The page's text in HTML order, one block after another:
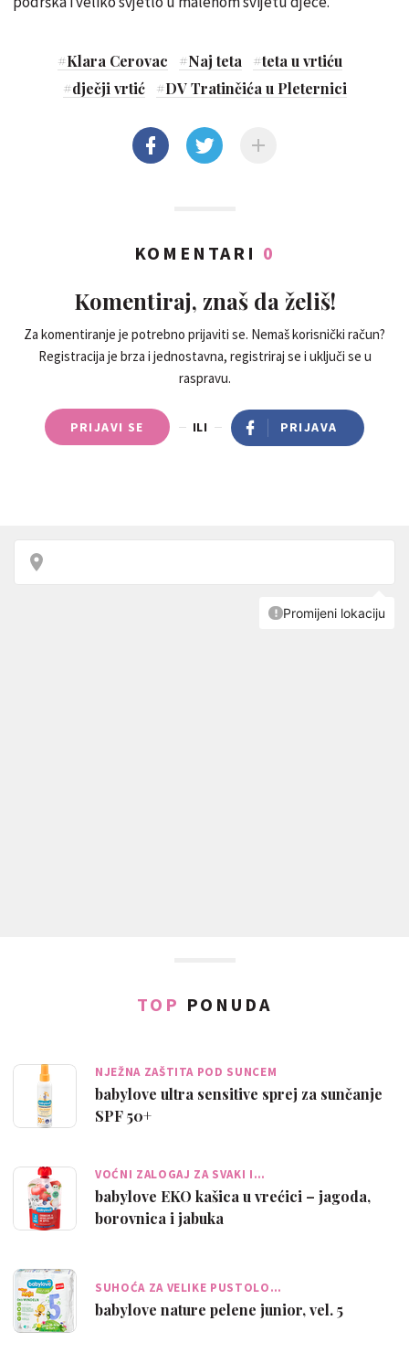
#Klara Cerovac #Naj teta #teta u vrtiću
#dječji vrtić #DV Tratinčića u Pleternici
KOMENTARI 0
Komentiraj, znaš da želiš!
Za komentiranje je potrebno prijaviti se. Nemaš korisnički račun?
Registracija je brza i jednostavna, registriraj se i uključi se u
raspravu.
PRIJAVI SE ILI PRIJAVA
TOP PONUDA
NJEŽNA ZAŠTITA POD SUNCEM
babylove ultra sensitive sprej za sunčanje
SPF 50+
VOĆNI ZALOGAJ ZA SVAKI I…
babylove EKO kašica u vrećici – jagoda,
borovnica i jabuka
SUHOĆA ZA VELIKE PUSTOLO…
babylove nature pelene junior, vel. 5